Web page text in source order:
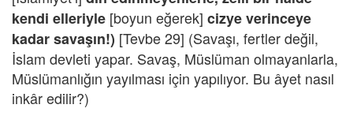
kendi elleriyle [boyun eğerek] cizye verinceye
kadar savaşın!) [Tevbe 29] (Savaşı, fertler değil,
İslam devleti yapar. Savaş, Müslüman olmayanlarla,
Müslümanlığın yayılması için yapılıyor. Bu âyet nasıl
inkâr edilir?)